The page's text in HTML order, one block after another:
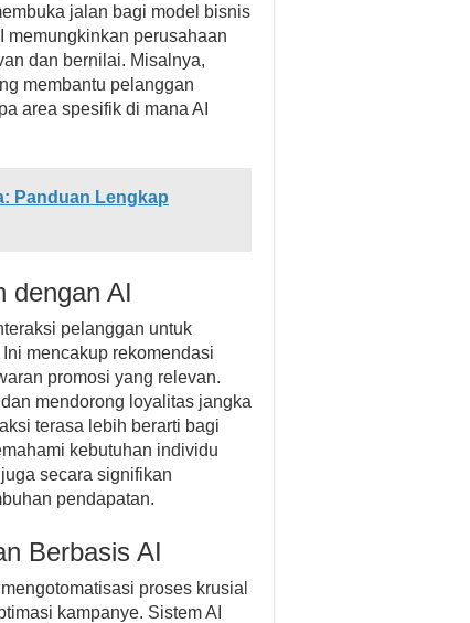
jalan bagi model bisnis
memungkinkan perusahaan
dan bernilai. Misalnya,
membantu pelanggan
area spesifik di mana AI
Panduan Lengkap
dengan AI
pelanggan untuk
mencakup rekomendasi
promosi yang relevan.
mendorong loyalitas jangka
terasa lebih berarti bagi
kebutuhan individu
secara signifikan
pendapatan.
Berbasis AI
proses krusial
kampanye. Sistem AI